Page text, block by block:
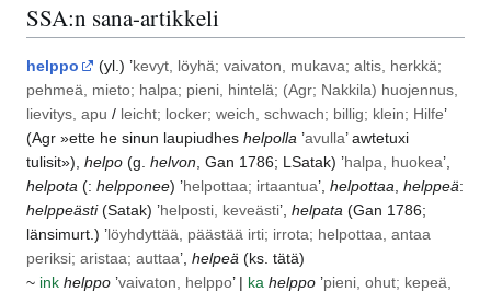
SSA:n sana-artikkeli
helppo (yl.) ’kevyt, löyhä; vaivaton, mukava; altis, herkkä;
pehmeä, mieto; halpa; pieni, hintelä; (Agr; Nakkila) huojennus,
lievitys, apu / leicht; locker; weich, schwach; billig; klein; Hilfe’
(Agr »ette he sinun laupiudhes helpolla ’avulla’ awtetuxi
tulisit»), helpo (g. helvon Gan 1786; LSatak) ’halpa, huokea’,
helpota (: helpponee) ’helpottaa; irtaantua’, helpottaa helppeä:
helppeästi(Satak) ’helposti, keveästi’, helpata (Gan 1786;
länsimurt. ) ’löyhdyttää, päästää irti; irrota; helpottaa, antaa
periksi; aristaa; auttaa’, helpeä (ks. tätä)
~ ink helppo ’vaivaton, helppo’ | ka helppo ’pieni, ohut; kepeä,